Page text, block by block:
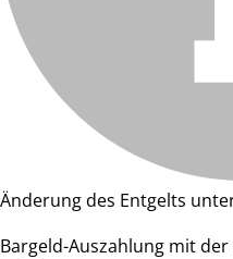
Änderung des Entgelts
Bargeld-Auszahlung mit